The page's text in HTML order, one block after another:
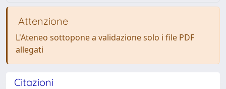
Attenzione
L'Ateneo sottopone a validazione solo i file PDF
allegati
Citazioni